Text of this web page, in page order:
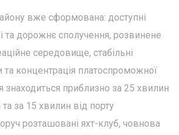
вже сформована: доступні
та дорожнє сполучення, розвинене
середовище, стабільні
та концентрація платоспроможної
знаходиться приблизно за 25 хвилин
за 15 хвилин від порту
розташовані яхт-клуб, човнова